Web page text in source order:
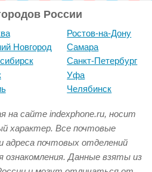
России
Новгород
Ростов-на-Дону
Самара
Санкт-Петербург
Уфа
Челябинск
на сайте indexphone.ru, носит
характер. Все почтовые
адреса почтовых отделений
ознакомления. Данные взяты из